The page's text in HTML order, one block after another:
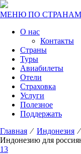
МЕНЮ ПО СТРАНАМ
О нас
Контакты
Страны
Туры
Авиабилеты
Отели
Страховка
Услуги
Полезное
Поддержать
Главная ⁄ Индонезия ⁄
Индонезию для
13